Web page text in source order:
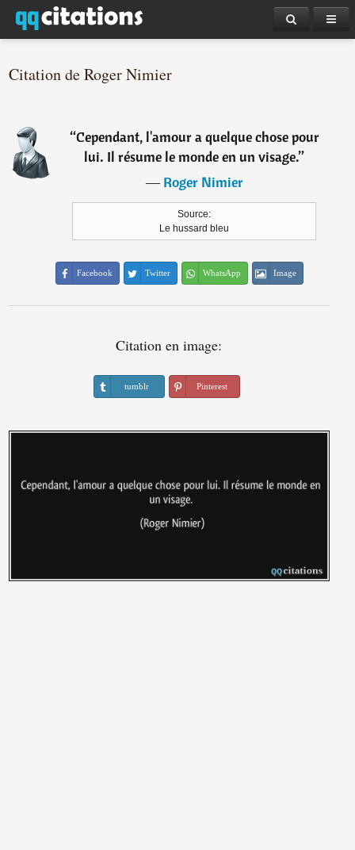
Citation de Roger Nimier
“Cependant, l'amour a quelque chose pour
lui. Il résume le monde en un visage.”
―Roger Nimier
Source:
Le hussard bleu
Facebook Twitter WhatsApp Image
Citation en image:
tumblr Pinterest